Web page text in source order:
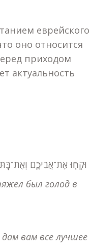
еврейского
оно относится
приходом
актуальность
(יח) וּקְח֧וּ אֶת־אֲבִיכֶ֛ם
был голод в
вам все лучшее